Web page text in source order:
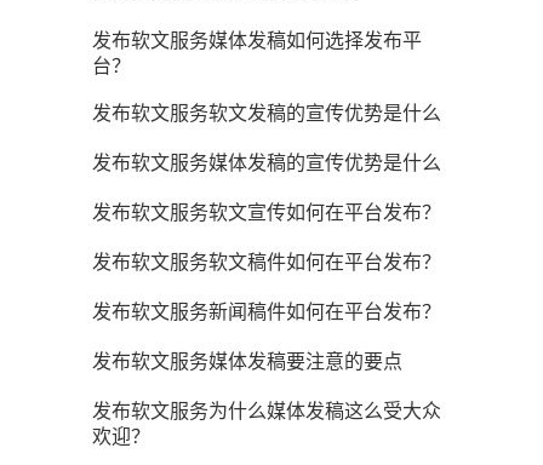
发布软文服务媒体发稿如何选择发布平
台？
发布软文服务软文发稿的宣传优势是什么
发布软文服务媒体发稿的宣传优势是什么
发布软文服务软文宣传如何在平台发布？
发布软文服务软文稿件如何在平台发布？
发布软文服务新闻稿件如何在平台发布？
发布软文服务媒体发稿要注意的要点
发布软文服务为什么媒体发稿这么受大众
欢迎？